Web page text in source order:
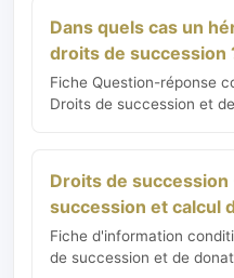
Dans quels cas un
droits de succession
Fiche Question-réponse
Droits de succession et
Droits de succession
succession et calcul
Fiche d'information
de succession et de